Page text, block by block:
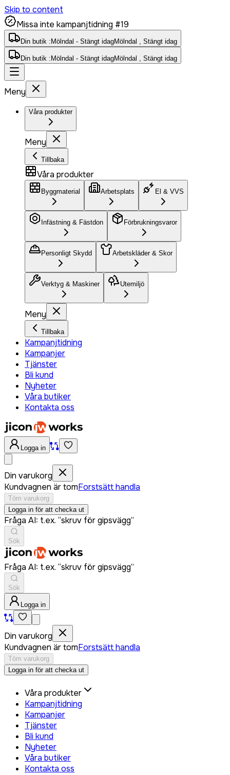
Skip to content
Missa inte kampanjtidning #19
Din butik : Mölndal - Stängt idagMölndal , Stängt idag
Din butik : Mölndal - Stängt idagMölndal , Stängt idag
Meny
Våra produkter
Meny
Tillbaka
Våra produkter
Byggmaterial Arbetsplats El & VVS
Infästning & Fästdon Förbrukningsvaror
Personligt Skydd Arbetskläder & Skor
Verktyg & Maskiner Utemiljö
Meny
Tillbaka
Kampanjtidning
Kampanjer
Tjänster
Bli kund
Nyheter
Våra butiker
Kontakta oss
Logga in
Din varukorg
Kundvagnen är tomForstsätt handla
Töm varukorg
Logga in för att checka ut
Fråga AI: t.ex. “skruv för gipsvägg”
Sök
Fråga AI: t.ex. “skruv för gipsvägg”
Sök
Logga in
Din varukorg
Kundvagnen är tomForstsätt handla
Töm varukorg
Logga in för att checka ut
Våra produkter
Kampanjtidning
Kampanjer
Tjänster
Bli kund
Nyheter
Våra butiker
Kontakta oss